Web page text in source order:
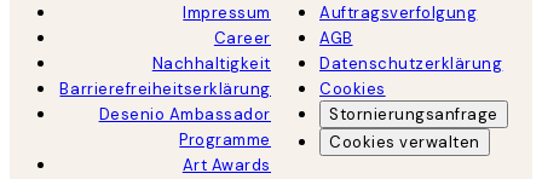
Impressum
Career
Nachhaltigkeit
Barrierefreiheitserklärung
Desenio Ambassador
Programme
Art Awards
Auftragsverfolgung
AGB
Datenschutzerklärung
Cookies
Stornierungsanfrage
Cookies verwalten